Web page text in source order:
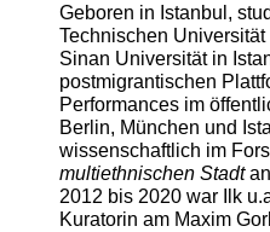
Geboren in Istanbul,
Technischen
Sinan Universität in
postmigrantischen
Performances im
Berlin, München und
wissenschaftlich im
multiethnischen Stadtan
2012 bis 2020 war Ilk
Kuratorin am Maxim